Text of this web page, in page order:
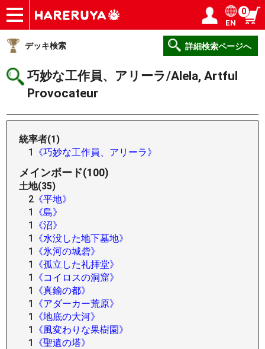
ショップ
買取
記事
デッキ検索
デッキ構築
選手一覧
店舗一覧
イベント
ヘルプ
お問い合わせ ログイン／会員登録
EN
0
デッキ検索 詳細検索ページへ
巧妙な工作員、アリーラ/Alela, Artful
Provocateur
統率者(1)
1
《巧妙な工作員、アリーラ》
メインボード(100)
土地(35)
2 《平地》
1
《島》
1
《沼》
1
《水没した地下墓地》
1
《氷河の城砦》
1
《孤立した礼拝堂》
1
《コイロスの洞窟》
1
《真鍮の都》
1
《アダーカー荒原》
1
《地底の大河》
1
《風変わりな果樹園》
1
《聖遺の塔》